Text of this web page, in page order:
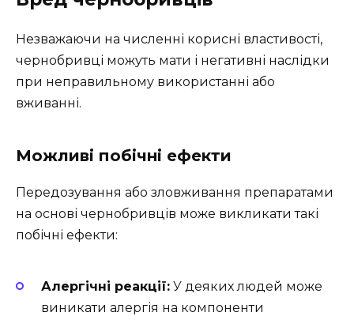
Незважаючи на численні корисні властивості,
чернобривці можуть мати і негативні наслідки
при неправильному використанні або
вживанні.
Можливі побічні ефекти
Передозування або зловживання препаратами
на основі чернобривців може викликати такі
побічні ефекти:
Алергічні реакції: У деяких людей може
виникати алергія на компоненти